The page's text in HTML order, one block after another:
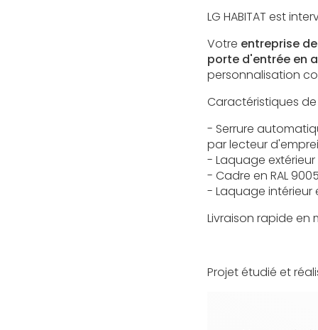
LG HABITAT est
Votre entreprise
porte d'entrée en
personnalisation
Caractéristiques
- Serrure
par lecteur
- Laquage extérieur
- Cadre en RAL
- Laquage intérieur
Livraison rapide en
Projet étudié et